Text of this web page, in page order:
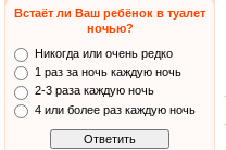
Встаёт ли Ваш ребёнок в туалет
ночью?
Никогда или очень редко
1 раз за ночь каждую ночь
2-3 раза каждую ночь
4 или более раз каждую ночь